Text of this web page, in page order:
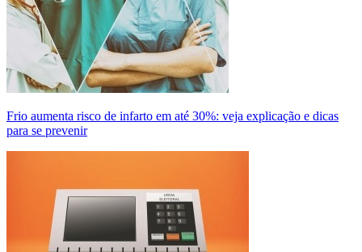
Frio aumenta risco de infarto em até 30%: veja explicação e dicas
para se prevenir